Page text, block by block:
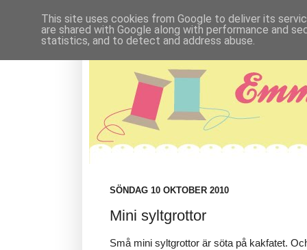
SÖNDAG 10 OKTOBER 2010
Mini syltgrottor
Små mini syltgrottor är söta på kakfatet.
This site uses cookies from Google to deliver its
are shared with Google along with performance and
statistics, and to detect and address abuse.